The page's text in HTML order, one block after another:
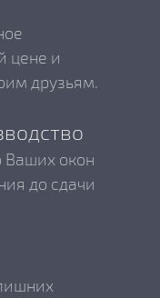
цене и
друзьям.
Ваших окон
до сдачи